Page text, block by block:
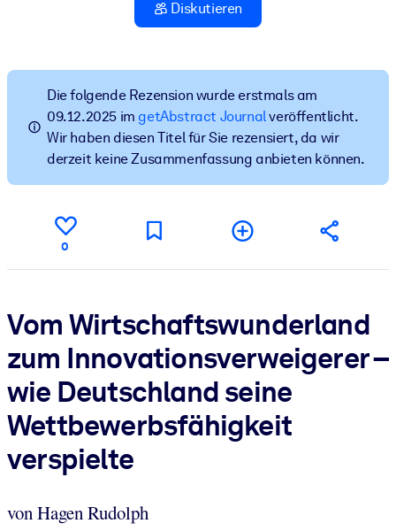
Gesundheit & Wohlbefinden
NACH SYSTEM
Für LMS/LXP
Integrieren Sie kompaktes, verifiziertes Wissen in Ihr LMS/LXP für
Bereichern Sie Ihre Unternehmensbibliothek mit
vertrauenswürdigem, praxisnahem Business-Wissen.
Nutzen Sie verlässliches, strukturiertes Wissen, um die Ergebnisse
Ihrer KI-Systeme zu optimieren.
Diskutieren
Die folgende Rezension wurde erstmals am
09.12.2025 im getAbstract Journalveröffentlicht.
Wir haben diesen Titel für Sie rezensiert, da wir
derzeit keine Zusammenfassung anbieten können.
0
Vom Wirtschaftswunderland
zum Innovationsverweigerer –
wie Deutschland seine
Wettbewerbsfähigkeit
verspielte
von Hagen Rudolph